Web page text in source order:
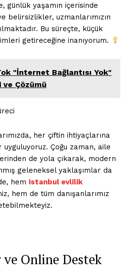
günlük yaşamın içerisinde
belirsizlikler, uzmanlarımızın
Bu süreçte, küçük
getireceğine inanıyorum.
"İnternet Bağlantısı Yok"
ve Çözümü
her çiftin ihtiyaçlarına
Çoğu zaman, aile
de yola çıkarak, modern
geleneksel yaklaşımlar da
hem istanbul evlilik
hem de tüm danışanlarımız
ve Online Destek